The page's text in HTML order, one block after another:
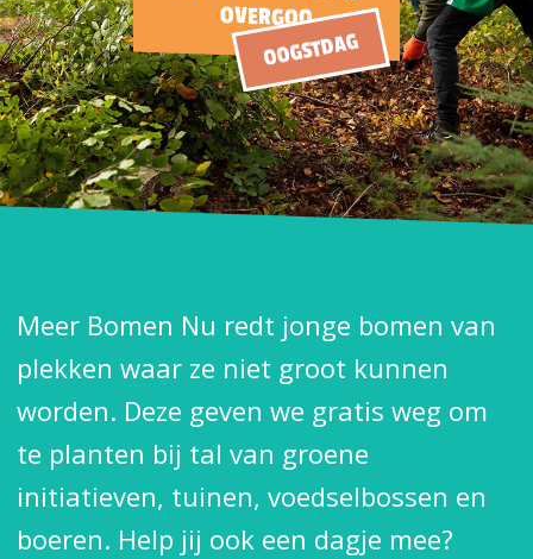
OVERGOO
OOGSTDAG
Meer Bomen Nu redt jonge bomen van
plekken waar ze niet groot kunnen
worden. Deze geven we gratis weg om
te planten bij tal van groene
initiatieven, tuinen, voedselbossen en
boeren. Help jij ook een dagje mee?